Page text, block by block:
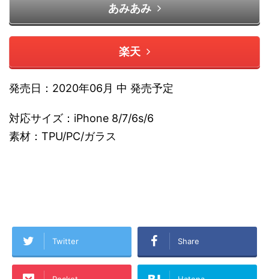
あみあみ
楽天
発売日：2020年06月 中 発売予定
対応サイズ：iPhone 8/7/6s/6
素材：TPU/PC/ガラス
Twitter Share